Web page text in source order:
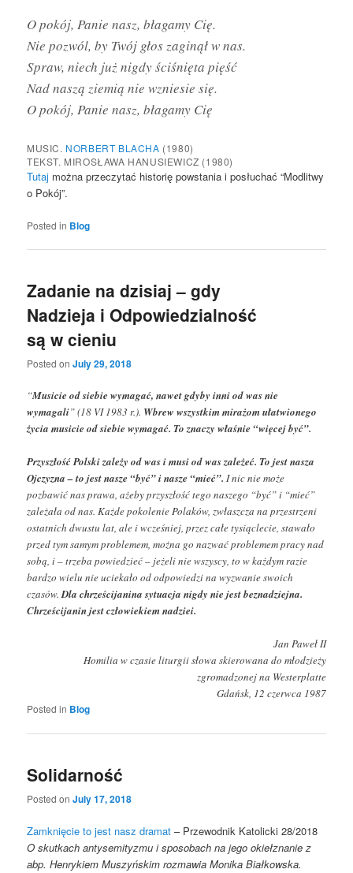
O pokój, Panie nasz, błagamy Cię.
Nie pozwól, by Twój głos zaginął w nas.
Spraw, niech już nigdy ściśnięta pięść
Nad naszą ziemią nie wzniesie się.
O pokój, Panie nasz, błagamy Cię
MUSIC. NORBERT BLACHA (1980)
TEKST. MIROSŁAWA HANUSIEWICZ (1980)
Tutaj można przeczytać historię powstania i posłuchać “Modlitwy
o Pokój”.
Posted in Blog
Zadanie na dzisiaj – gdy
Nadzieja i Odpowiedzialność
są w cieniu
Posted onJuly 29, 2018
“Musicie od siebie wymagać, nawet gdyby inni od was nie
wymagali” (18 VI 1983 r.). Wbrew wszystkim mirażom ułatwionego
życia musicie od siebie wymagać. To znaczy właśnie “więcej być”.
Przyszłość Polski zależy od was i musi od was zależeć. To jest nasza
Ojczyzna – to jest nasze “być” i nasze “mieć”. I nic nie może
pozbawić nas prawa, ażeby przyszłość tego naszego “być” i “mieć”
zależała od nas. Każde pokolenie Polaków, zwłaszcza na przestrzeni
ostatnich dwustu lat, ale i wcześniej, przez całe tysiąclecie, stawało
przed tym samym problemem, można go nazwać problemem pracy nad
sobą, i – trzeba powiedzieć – jeżeli nie wszyscy, to w każdym razie
bardzo wielu nie uciekało od odpowiedzi na wyzwanie swoich
czasów.Dla chrześcijanina sytuacja nigdy nie jest beznadziejna.
Chrześcijanin jest człowiekiem nadziei.
Jan Paweł II
Homilia w czasie liturgii słowa skierowana do młodzieży
zgromadzonej na Westerplatte
Gdańsk, 12 czerwca 1987
Posted in Blog
Solidarność
Posted onJuly 17, 2018
Zamknięcie to jest nasz dramat – Przewodnik Katolicki 28/2018
O skutkach antysemityzmu i sposobach na jego okiełznanie z
abp. Henrykiem Muszyńskim rozmawia Monika Białkowska.